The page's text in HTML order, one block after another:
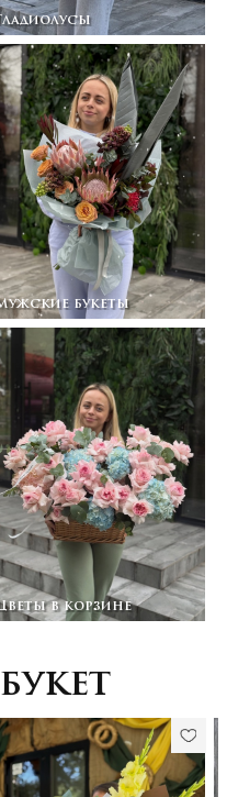
букеты
в корзине